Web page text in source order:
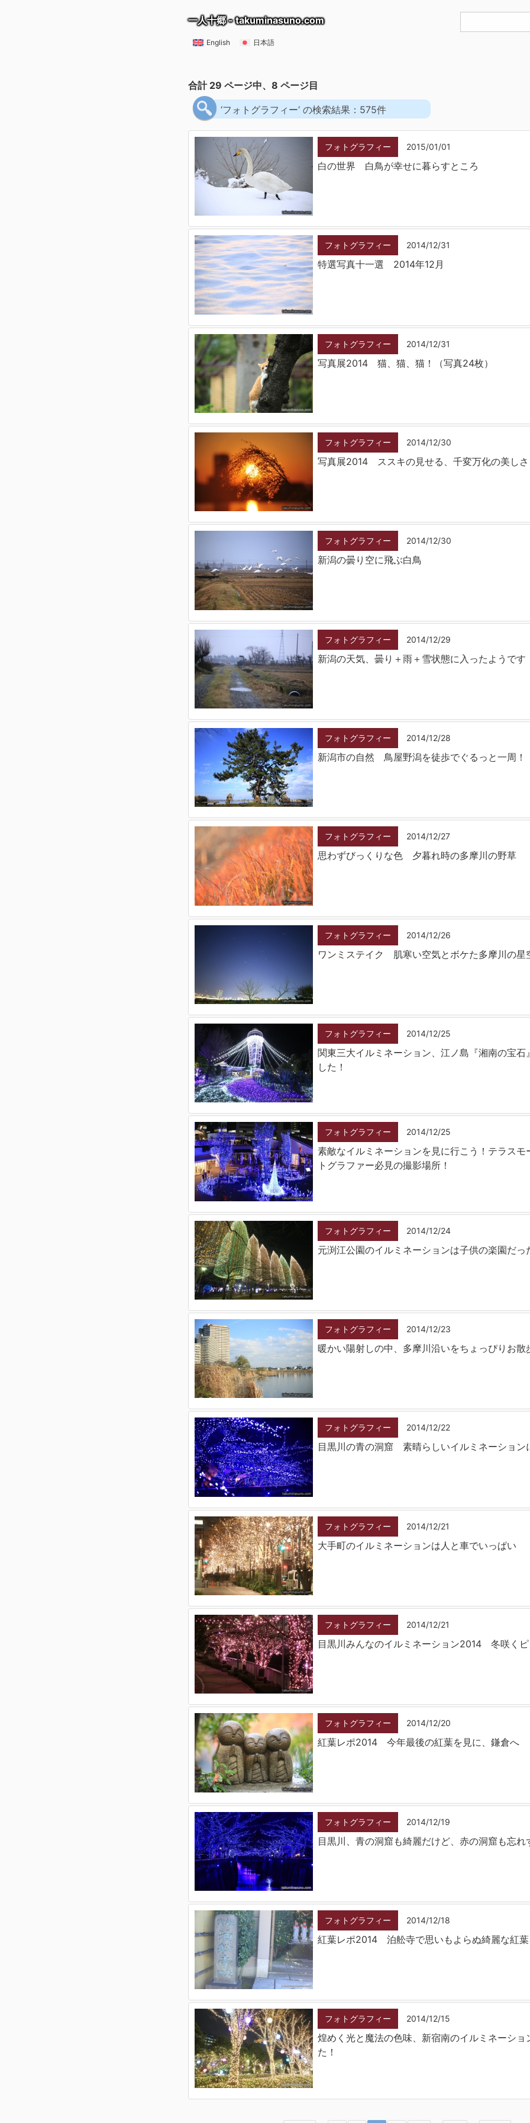
一人十郷 - takuminasuno.com
English 日本語
合計 29 ページ中、8 ページ目
‘フォトグラフィー‘ の検索結果：575件
フォトグラフィー 2015/01/01
白の世界 白鳥が幸せに暮らすところ
フォトグラフィー 2014/12/31
特選写真十一選 2014年12月
フォトグラフィー 2014/12/31
写真展2014 猫、猫、猫！（写真24枚）
フォトグラフィー 2014/12/30
写真展2014 ススキの見せる、千変万化の美しさ
フォトグラフィー 2014/12/30
新潟の曇り空に飛ぶ白鳥
フォトグラフィー 2014/12/29
新潟の天気、曇り＋雨＋雪状態に入ったようです
フォトグラフィー 2014/12/28
新潟市の自然 鳥屋野潟を徒歩でぐるっと一周！
フォトグラフィー 2014/12/27
思わずびっくりな色 夕暮れ時の多摩川の野草
フォトグラフィー 2014/12/26
ワンミステイク 肌寒い空気とボケた多摩川の星
フォトグラフィー 2014/12/25
関東三大イルミネーション、江ノ島『湘南の宝石
した！
フォトグラフィー 2014/12/25
素敵なイルミネーションを見に行こう！テラスモ
トグラファー必見の撮影場所！
フォトグラフィー 2014/12/24
元渕江公園のイルミネーションは子供の楽園だっ
フォトグラフィー 2014/12/23
暖かい陽射しの中、多摩川沿いをちょっぴりお散
フォトグラフィー 2014/12/22
目黒川の青の洞窟 素晴らしいイルミネーション
フォトグラフィー 2014/12/21
大手町のイルミネーションは人と車でいっぱい
フォトグラフィー 2014/12/21
目黒川みんなのイルミネーション2014 冬咲く
フォトグラフィー 2014/12/20
紅葉レポ2014 今年最後の紅葉を見に、鎌倉へ
フォトグラフィー 2014/12/19
目黒川、青の洞窟も綺麗だけど、赤の洞窟も忘れ
フォトグラフィー 2014/12/18
紅葉レポ2014 泊舩寺で思いもよらぬ綺麗な紅葉
フォトグラフィー 2014/12/15
煌めく光と魔法の色味、新宿南のイルミネーショ
た！